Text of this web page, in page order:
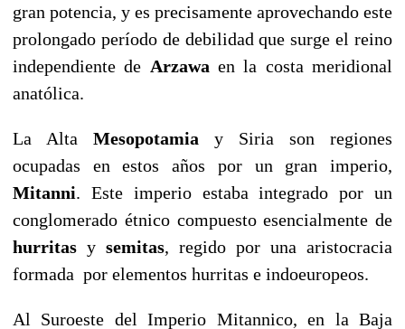
gran potencia, y es precisamente aprovechando este
prolongado período de debilidad que surge el reino
independiente de Arzawa en la costa meridional
anatólica.
La Alta Mesopotamia y Siria son regiones
ocupadas en estos años por un gran imperio,
Mitanni. Este imperio estaba integrado por un
conglomerado étnico compuesto esencialmente de
hurritas y semitas, regido por una aristocracia
formada por elementos hurritas e indoeuropeos.
Al Suroeste del Imperio Mitannico, en la Baja